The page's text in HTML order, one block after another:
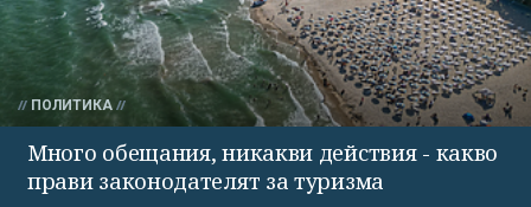
ПОЛИТИКА
Много обещания, никакви действия - какво
прави законодателят за туризма